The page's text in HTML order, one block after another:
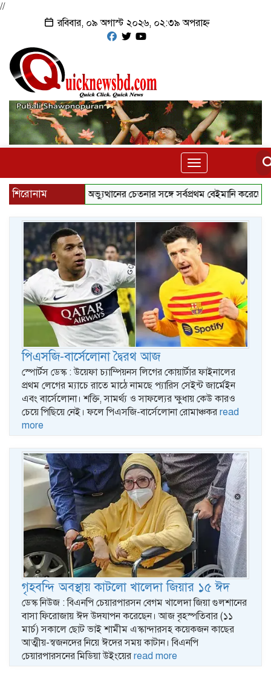
//
রবিবার, ০৯ অগাস্ট ২০২৬, ০২:৩৯ অপরাহ্ন
Toggle
navigation
শিরোনামগণঅভ্যুত্থানের চেতনার সঙ্গে সর্বপ্রথম বেইমানি করেছেন
পিএসজি-বার্সেলোনা দ্বৈরথ আজ
স্পোর্টস ডেস্ক : উয়েফা চ্যাম্পিয়নস লিগের কোয়ার্টার ফাইনালের
প্রথম লেগের ম্যাচে রাতে মাঠে নামছে প্যারিস সেইন্ট জার্মেইন
এবং বার্সেলোনা। শক্তি, সামর্থ্য ও সাফল্যের ক্ষুধায় কেউ কারও
চেয়ে পিছিয়ে নেই। ফলে পিএসজি-বার্সেলোনা রোমাঞ্চকর read
more
গৃহবন্দি অবস্থায় কাটলো খালেদা জিয়ার ১৫ ঈদ
ডেস্ক নিউজ : বিএনপি চেয়ারপারসন বেগম খালেদা জিয়া গুলশানের
বাসা ফিরোজায় ঈদ উদযাপন করেছেন। আজ বৃহস্পতিবার (১১
মার্চ) সকালে ছোট ভাই শামীম এস্কান্দারসহ কয়েকজন কাছের
আত্মীয়-স্বজনদের নিয়ে ঈদের সময় কাটান। বিএনপি
চেয়ারপারসনের মিডিয়া উইংয়ের read more